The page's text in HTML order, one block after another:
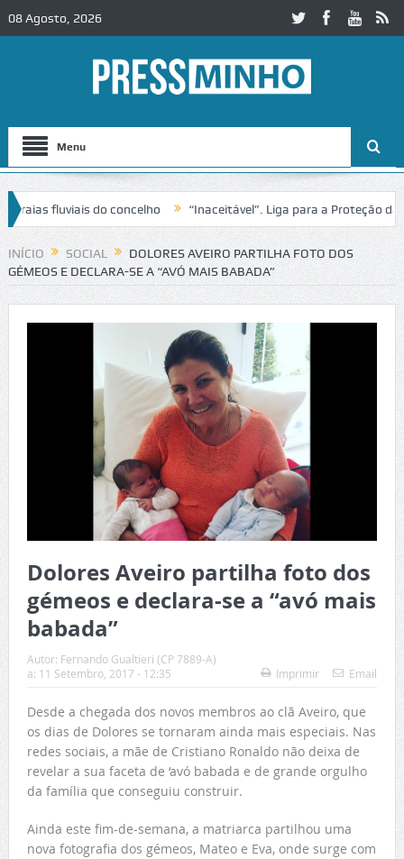
08 Agosto, 2026
Menu
fluviais do concelho “Inaceitável”. Liga para a Proteção da
INÍCIO SOCIAL
DOLORES AVEIRO PARTILHA FOTO DOS
GÉMEOS E DECLARA-SE A “AVÓ MAIS BABADA”
Dolores Aveiro partilha foto dos
gémeos e declara-se a “avó mais
babada”
Autor: Fernando Gualtieri (CP 7889-A)
a: 11 Setembro, 2017 - 12:35 Imprimir Email
Desde a chegada dos novos membros ao clã Aveiro, que
os dias de Dolores se tornaram ainda mais especiais. Nas
redes sociais, a mãe de Cristiano Ronaldo não deixa de
revelar a sua faceta de ‘avó babada e de grande orgulho
da família que conseguiu construir.
Ainda este fim-de-semana, a matriarca partilhou uma
nova fotografia dos gémeos, Mateo e Eva, onde surge com